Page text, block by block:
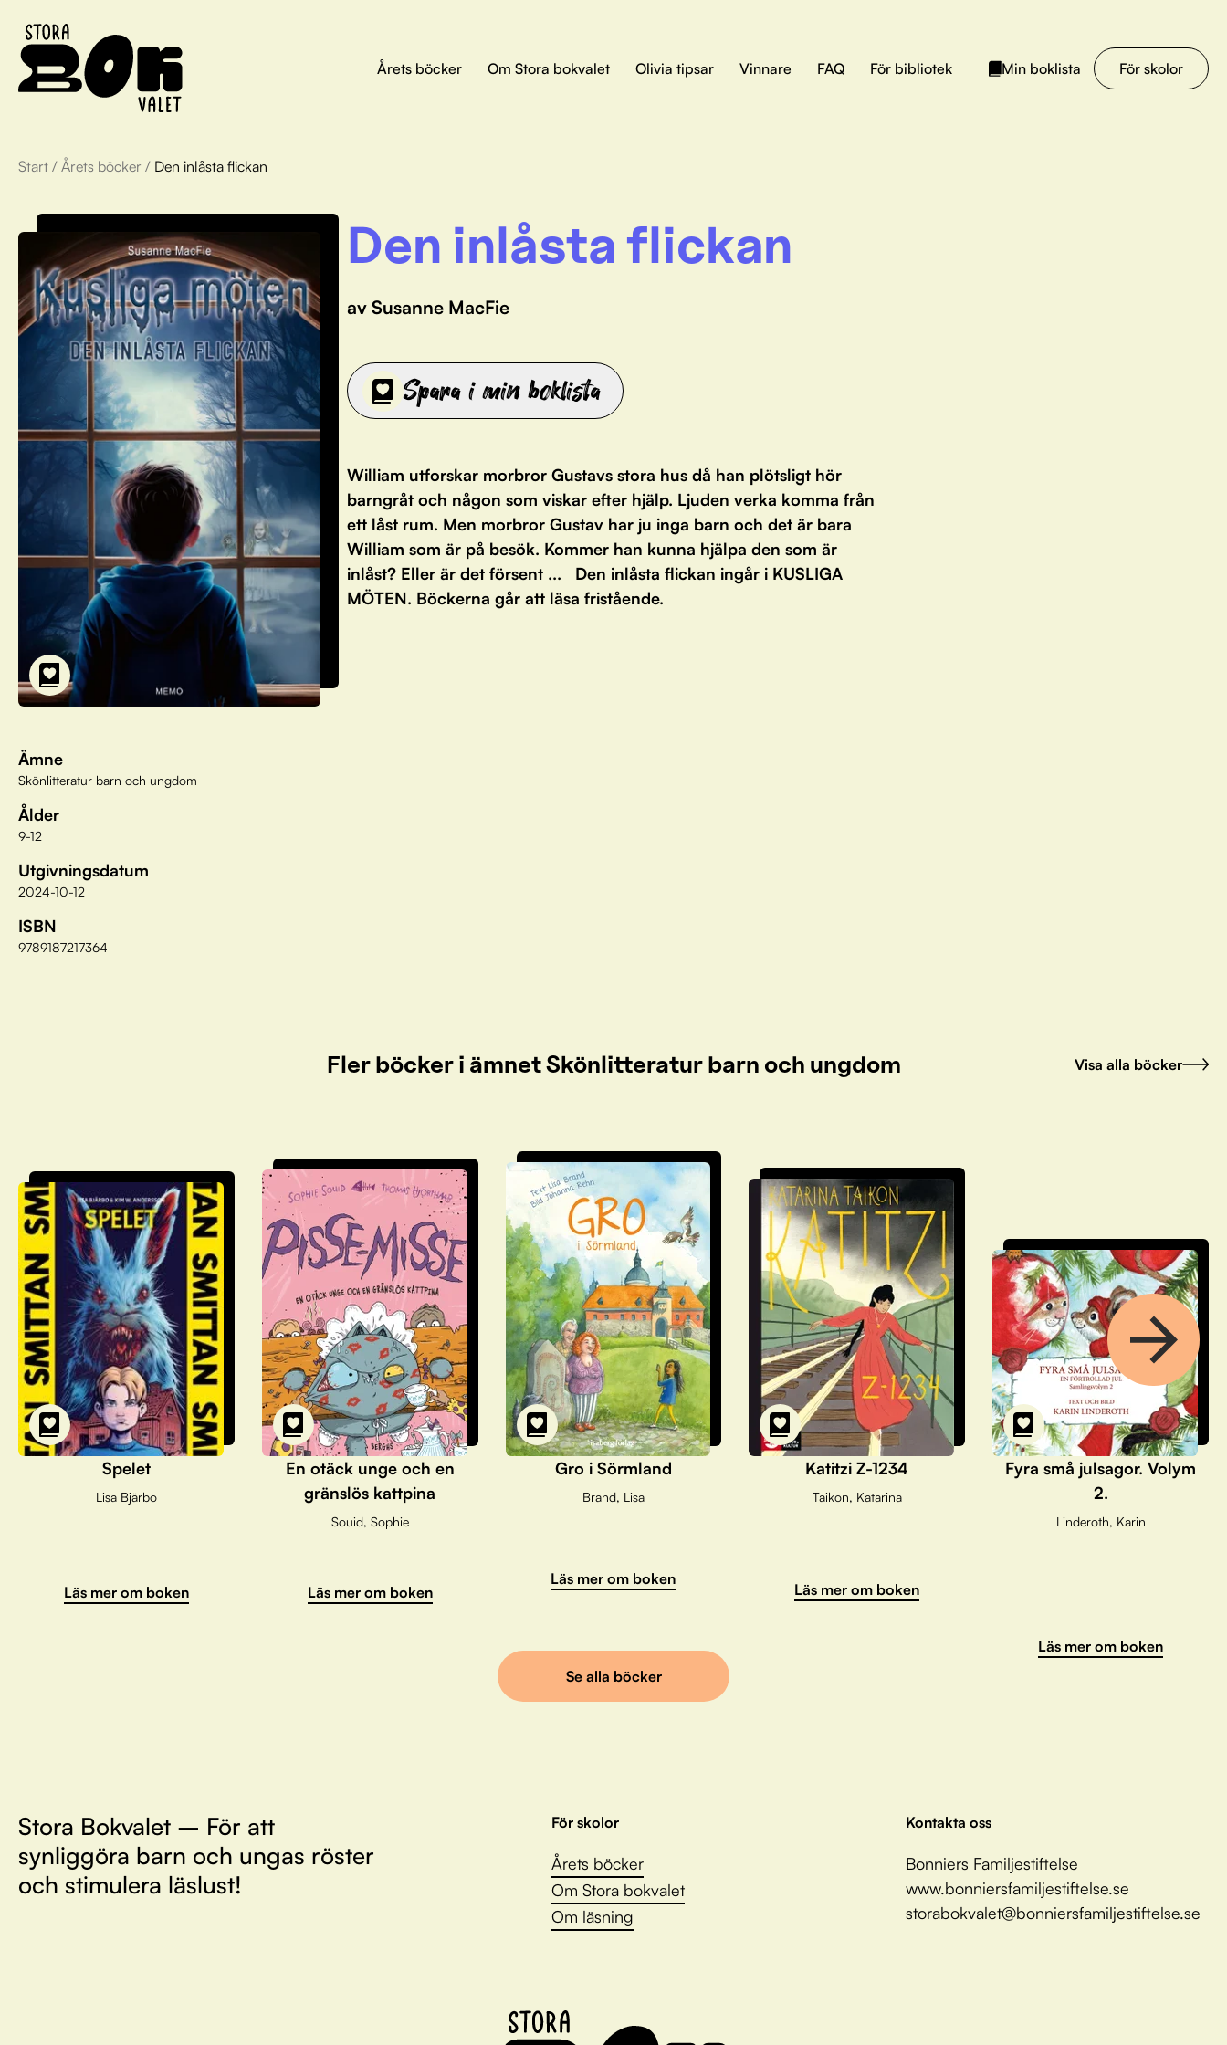
Årets böcker Om Stora bokvalet Olivia tipsar Vinnare FAQ För bibliotek Min boklista För skolor
Start / Årets böcker / Den inlåsta flickan
Ämne
Skönlitteratur barn och ungdom
Ålder
9-12
Utgivningsdatum
2024-10-12
ISBN
9789187217364
Den inlåsta flickan
av Susanne MacFie
Spara i min boklista
William utforskar morbror Gustavs stora hus då han plötsligt hör
barngråt och någon som viskar efter hjälp. Ljuden verka komma från
ett låst rum. Men morbror Gustav har ju inga barn och det är bara
William som är på besök. Kommer han kunna hjälpa den som är
inlåst? Eller är det försent ... Den inlåsta flickan ingår i KUSLIGA
MÖTEN. Böckerna går att läsa fristående.
Fler böcker i ämnet Skönlitteratur barn och ungdom Visa alla böcker
Spelet
Lisa Bjärbo
Läs mer om boken
En otäck unge och en
gränslös kattpina
Souid, Sophie
Läs mer om boken
Gro i Sörmland
Brand, Lisa
Läs mer om boken
Katitzi Z-1234
Taikon, Katarina
Läs mer om boken
Fyra små julsagor. Volym
2.
Linderoth, Karin
Läs mer om boken
Se alla böcker
Stora Bokvalet – För att
synliggöra barn och ungas röster
och stimulera läslust!
För skolor
Årets böcker
Om Stora bokvalet
Om läsning
Kontakta oss
Bonniers Familjestiftelse
www.bonniersfamiljestiftelse.se
storabokvalet@bonniersfamiljestiftelse.se